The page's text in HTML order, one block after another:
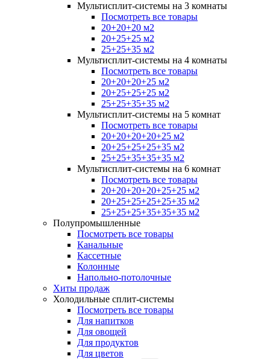
Мультисплит-системы на 3 комнаты
Посмотреть все товары
20+20+20 м2
20+25+25 м2
25+25+35 м2
Мультисплит-системы на 4 комнаты
Посмотреть все товары
20+20+20+25 м2
20+25+25+25 м2
25+25+35+35 м2
Мультисплит-системы на 5 комнат
Посмотреть все товары
20+20+20+20+25 м2
20+25+25+25+35 м2
25+25+35+35+35 м2
Мультисплит-системы на 6 комнат
Посмотреть все товары
20+20+20+20+25+25 м2
20+25+25+25+25+35 м2
25+25+25+35+35+35 м2
Полупромышленные
Посмотреть все товары
Канальные
Кассетные
Колонные
Напольно-потолочные
Хиты продаж
Холодильные сплит-системы
Посмотреть все товары
Для напитков
Для овощей
Для продуктов
Для цветов